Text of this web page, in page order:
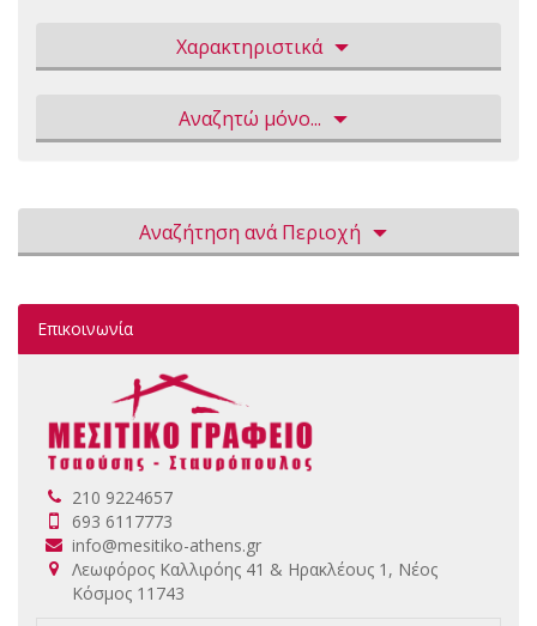
Χαρακτηριστικά
Αναζητώ μόνο...
Αναζήτηση ανά Περιοχή
Επικοινωνία
210 9224657
693 6117773
info@mesitiko-athens.gr
Λεωφόρος Καλλιρόης 41 & Ηρακλέους 1, Νέος
Κόσμος 11743